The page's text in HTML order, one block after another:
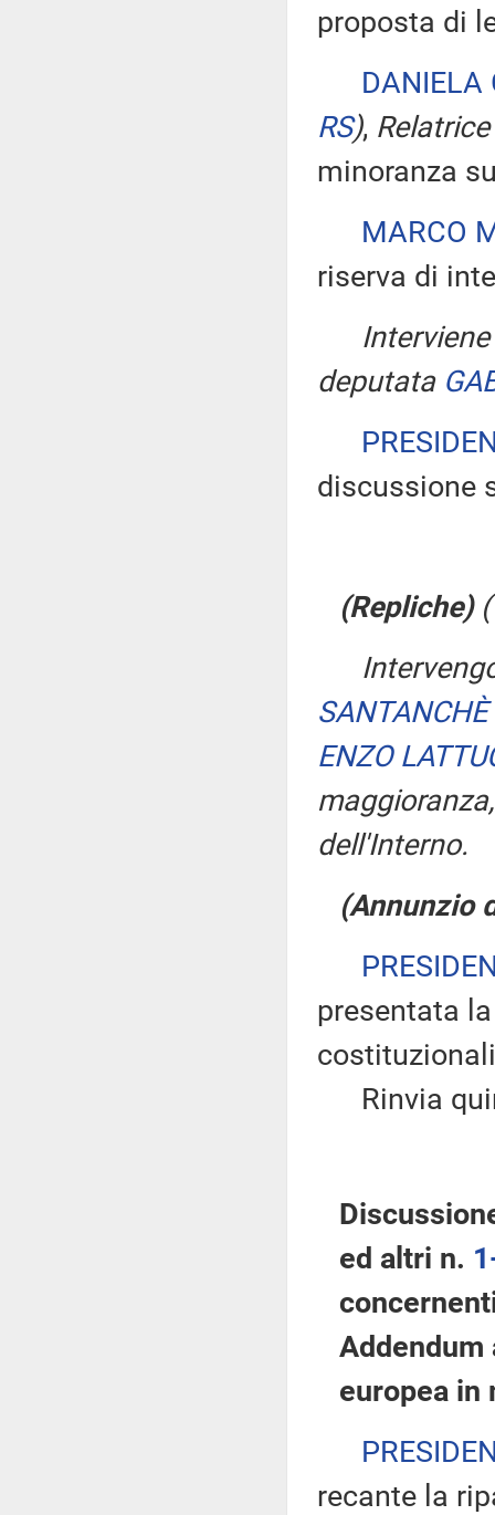
proposta di
DANIELA
RS),
minoranza
MARCO
riserva di
deputata
discussione
(Repliche) (
SANTANCHÈ
ENZO
dell'Interno.
(Annunzio
presentata
Rinvia
ed altri n.
Addendum
europea in
recante la